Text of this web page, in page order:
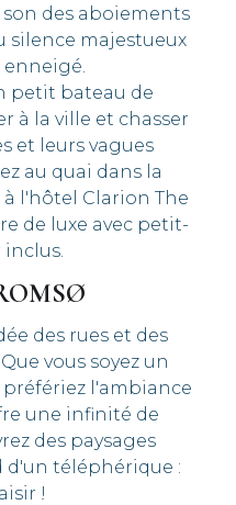
son des aboiements
silence majestueux
enneigé.
petit bateau de
à la ville et chasser
et leurs vagues
au quai dans la
l'hôtel Clarion The
de luxe avec petit-
des rues et des
vous soyez un
l'ambiance
une infinité de
des paysages
d'un téléphérique :
!